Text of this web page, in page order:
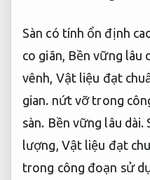
Sàn có tính ổn định
co giãn, Bền vững lâu
vênh, Vật liệu đạt
gian. nứt vỡ trong
sàn. Bền vững lâu dài.
lượng, Vật liệu đạt
trong công đoạn sử